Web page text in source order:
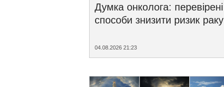
Думка онколога: перевірені
способи знизити ризик раку
04.08.2026 21:23